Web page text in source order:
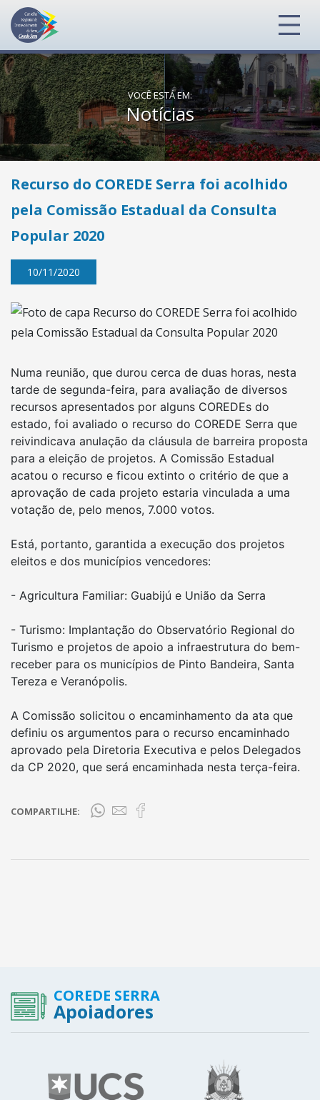
VOCÊ ESTÁ EM:
Notícias
Recurso do COREDE Serra foi acolhido
pela Comissão Estadual da Consulta
Popular 2020
10/11/2020
Numa reunião, que durou cerca de duas horas, nesta
tarde de segunda-feira, para avaliação de diversos
recursos apresentados por alguns COREDEs do
estado, foi avaliado o recurso do COREDE Serra que
reivindicava anulação da cláusula de barreira proposta
para a eleição de projetos. A Comissão Estadual
acatou o recurso e ficou extinto o critério de que a
aprovação de cada projeto estaria vinculada a uma
votação de, pelo menos, 7.000 votos.
Está, portanto, garantida a execução dos projetos
eleitos e dos municípios vencedores:
- Agricultura Familiar: Guabijú e União da Serra
- Turismo: Implantação do Observatório Regional do
Turismo e projetos de apoio a infraestrutura do bem-
receber para os municípios de Pinto Bandeira, Santa
Tereza e Veranópolis.
A Comissão solicitou o encaminhamento da ata que
definiu os argumentos para o recurso encaminhado
aprovado pela Diretoria Executiva e pelos Delegados
da CP 2020, que será encaminhada nesta terça-feira.
COMPARTILHE:
COREDE SERRA
Apoiadores